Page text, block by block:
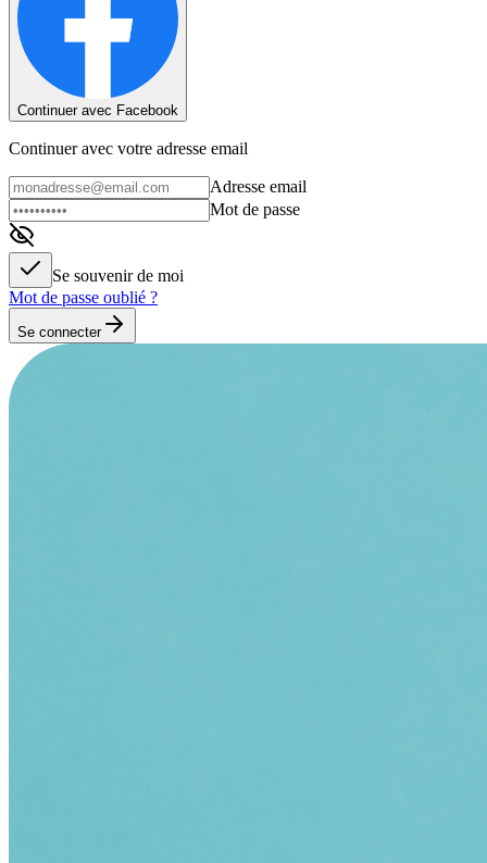
Continuer avec Facebook
Continuer avec votre adresse email
Adresse email
Mot de passe
Se souvenir de moi
Mot de passe oublié ?
Se connecter